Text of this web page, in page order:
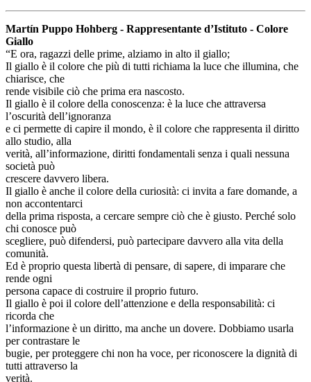
Martín Puppo Hohberg - Rappresentante d’Istituto - Colore
Giallo
“E ora, ragazzi delle prime, alziamo in alto il giallo;
Il giallo è il colore che più di tutti richiama la luce che illumina, che
chiarisce, che
rende visibile ciò che prima era nascosto.
Il giallo è il colore della conoscenza: è la luce che attraversa
l’oscurità dell’ignoranza
e ci permette di capire il mondo, è il colore che rappresenta il diritto
allo studio, alla
verità, all’informazione, diritti fondamentali senza i quali nessuna
società può
crescere davvero libera.
Il giallo è anche il colore della curiosità: ci invita a fare domande, a
non accontentarci
della prima risposta, a cercare sempre ciò che è giusto. Perché solo
chi conosce può
scegliere, può difendersi, può partecipare davvero alla vita della
comunità.
Ed è proprio questa libertà di pensare, di sapere, di imparare che
rende ogni
persona capace di costruire il proprio futuro.
Il giallo è poi il colore dell’attenzione e della responsabilità: ci
ricorda che
l’informazione è un diritto, ma anche un dovere. Dobbiamo usarla
per contrastare le
bugie, per proteggere chi non ha voce, per riconoscere la dignità di
tutti attraverso la
verità.